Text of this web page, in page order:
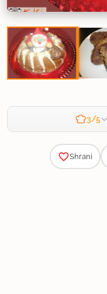
3/5
Shrani